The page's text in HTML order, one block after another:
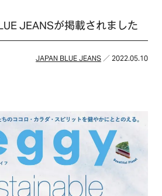
JEANSが掲載されました
JAPAN BLUE JEANS ／ 2022.05.10